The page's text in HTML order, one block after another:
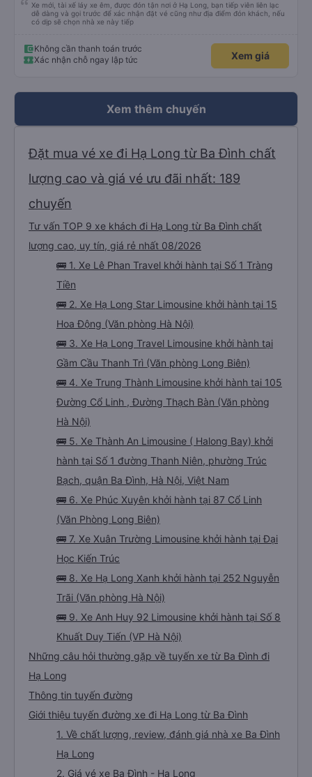
Xe mới, tài xế láy xe êm, được đón tận nơi ở Hạ Long, bạn tiếp viên liên lạc
dễ dàng và gọi trước để xác nhận đặt vé cũng như địa điểm đón khách, nếu
có dịp sẽ chọn nhà xe này tiếp
Không cần thanh toán trước
Xác nhận chỗ ngay lập tức
Xem giá
Xem thêm chuyến
Đặt mua vé xe đi Hạ Long từ Ba Đình chất
lượng cao và giá vé ưu đãi nhất: 189
chuyến
Tư vấn TOP 9 xe khách đi Hạ Long từ Ba Đình chất
lượng cao, uy tín, giá rẻ nhất 08/2026
🚌 1. Xe Lê Phan Travel khởi hành tại Số 1 Tràng
Tiền
🚌 2. Xe Hạ Long Star Limousine khởi hành tại 15
Hoa Động (Văn phòng Hà Nội)
🚌 3. Xe Hạ Long Travel Limousine khởi hành tại
Gầm Cầu Thanh Trì (Văn phòng Long Biên)
🚌 4. Xe Trung Thành Limousine khởi hành tại 105
Đường Cổ Linh , Đường Thạch Bàn (Văn phòng
Hà Nội)
🚌 5. Xe Thành An Limousine ( Halong Bay) khởi
hành tại Số 1 đường Thanh Niên, phường Trúc
Bạch, quận Ba Đình, Hà Nội, Việt Nam
🚌 6. Xe Phúc Xuyên khởi hành tại 87 Cổ Linh
(Văn Phòng Long Biên)
🚌 7. Xe Xuân Trường Limousine khởi hành tại Đại
Học Kiến Trúc
🚌 8. Xe Hạ Long Xanh khởi hành tại 252 Nguyễn
Trãi (Văn phòng Hà Nội)
🚌 9. Xe Anh Huy 92 Limousine khởi hành tại Số 8
Khuất Duy Tiến (VP Hà Nội)
Những câu hỏi thường gặp về tuyến xe từ Ba Đình đi
Hạ Long
Thông tin tuyến đường
Giới thiệu tuyến đường xe đi Hạ Long từ Ba Đình
1. Về chất lượng, review, đánh giá nhà xe Ba Đình
Hạ Long
2. Giá vé xe Ba Đình - Hạ Long